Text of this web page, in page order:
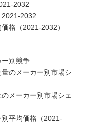
2032
2021-2032
格（2021-2032）
ー別競争
のメーカー別市場シ
メーカー別市場シェ
平均価格（2021-